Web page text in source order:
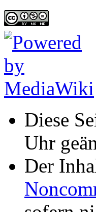
Diese
Uhr
Der